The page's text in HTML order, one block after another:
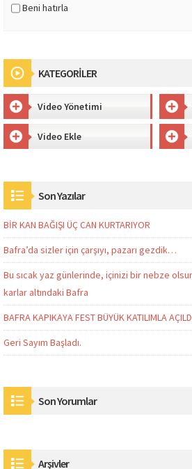
Beni hatırla
KATEGORİLER
Video Yönetimi
Video Ekle
Son Yazılar
BİR KAN BAĞIŞI ÜÇ CAN KURTARIYOR
Bafra’da sizler için çarşıyı, pazarı gezdik…
Bu sıcak yaz günlerinde, içinizi bir nebze
karlar altındaki Bafra
BAFRA KAPIKAYA FEST BÜYÜK KATILIMLA
Geri Sayım Başladı.
Son Yorumlar
Arşivler